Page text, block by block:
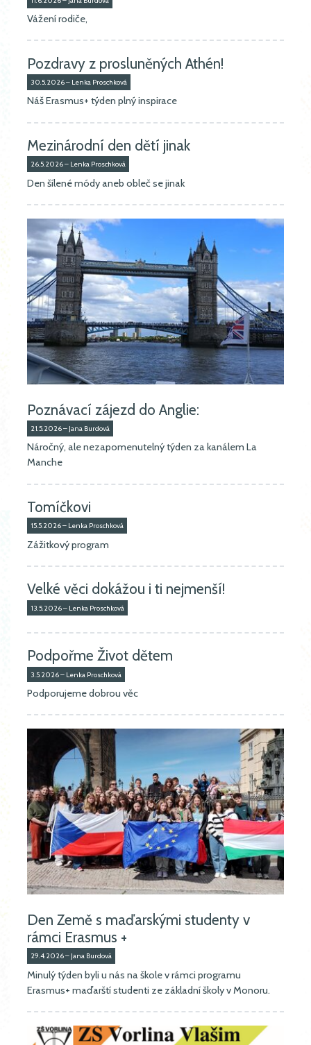
Vážení rodiče,
Pozdravy z prosluněných Athén!
30.5.2026 – Lenka Proschková
Náš Erasmus+ týden plný inspirace
Mezinárodní den dětí jinak
26.5.2026 – Lenka Proschková
Den šílené módy aneb obleč se jinak
Poznávací zájezd do Anglie:
21.5.2026 – Jana Burdová
Náročný, ale nezapomenutelný týden za kanálem La
Manche
Tomíčkovi
15.5.2026 – Lenka Proschková
Zážitkový program
Velké věci dokážou i ti nejmenší!
13.5.2026 – Lenka Proschková
Podpořme Život dětem
3.5.2026 – Lenka Proschková
Podporujeme dobrou věc
Den Země s maďarskými studenty v
rámci Erasmus +
29.4.2026 – Jana Burdová
Minulý týden byli u nás na škole v rámci programu
Erasmus+ maďarští studenti ze základní školy v Monoru.